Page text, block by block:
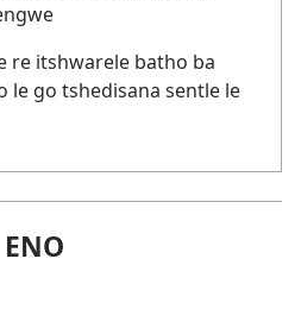
re itshwarele batho ba
le go tshedisana sentle le